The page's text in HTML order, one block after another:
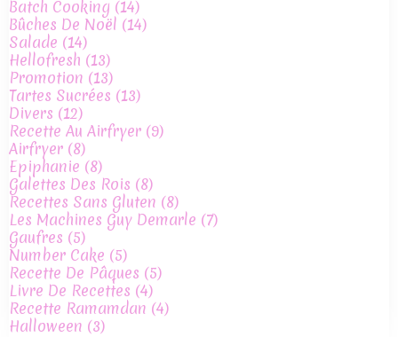
Batch Cooking (14)
Bûches De Noël (14)
Salade (14)
Hellofresh (13)
Promotion (13)
Tartes Sucrées (13)
Divers (12)
Recette Au Airfryer (9)
Airfryer (8)
Epiphanie (8)
Galettes Des Rois (8)
Recettes Sans Gluten (8)
Les Machines Guy Demarle (7)
Gaufres (5)
Number Cake (5)
Recette De Pâques (5)
Livre De Recettes (4)
Recette Ramamdan (4)
Halloween (3)